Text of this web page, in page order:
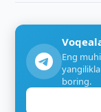
Eng
boring.